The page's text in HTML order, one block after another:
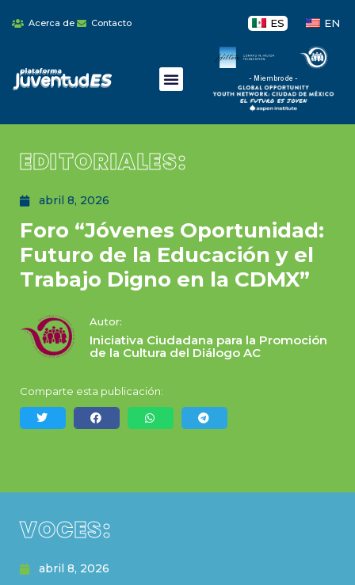
Acerca de Contacto ES EN
- Miembro de -
EDITORIALES:
abril 8, 2026
Foro “Jóvenes Oportunidad:
Futuro de la Educación y el
Trabajo Digno en la CDMX”
Autor:
Iniciativa Ciudadana para la Promoción
de la Cultura del Diálogo AC
Comparte esta publicación:
VOCES:
abril 8, 2026